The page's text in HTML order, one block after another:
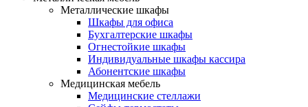
Металлические шкафы
Шкафы для офиса
Бухгалтерские шкафы
Огнестойкие шкафы
Индивидуальные шкафы кассира
Абонентские шкафы
Медицинская мебель
Медицинские стеллажи